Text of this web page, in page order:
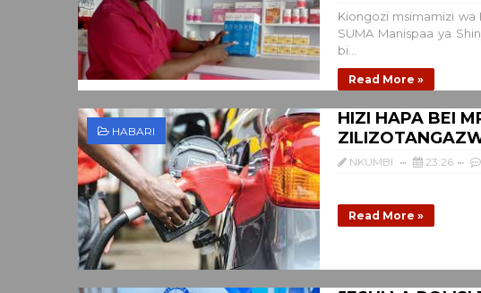
Kiongozi msimamizi wa
SUMA Manispaa ya
bi...
Read More »
HABARI
HIZI HAPA BEI
NKUMBI 23:26
Read More »